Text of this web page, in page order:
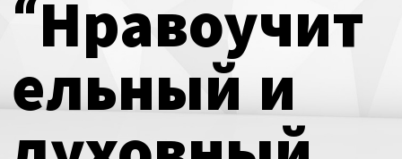
заказ
Политика сайта
“Нравоучит
ельный и